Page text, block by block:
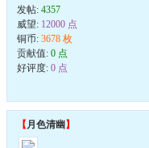
发帖: 4357
威望: 12000 点
铜币: 3678 枚
贡献值: 0 点
好评度: 0 点
【月色清幽 】